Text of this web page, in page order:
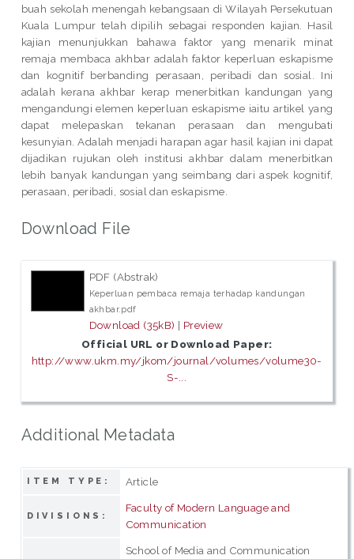
buah sekolah menengah kebangsaan di Wilayah Persekutuan
Kuala Lumpur telah dipilih sebagai responden kajian. Hasil
kajian menunjukkan bahawa faktor yang menarik minat
remaja membaca akhbar adalah faktor keperluan eskapisme
dan kognitif berbanding perasaan, peribadi dan sosial. Ini
adalah kerana akhbar kerap menerbitkan kandungan yang
mengandungi elemen keperluan eskapisme iaitu artikel yang
dapat melepaskan tekanan perasaan dan mengubati
kesunyian. Adalah menjadi harapan agar hasil kajian ini dapat
dijadikan rujukan oleh institusi akhbar dalam menerbitkan
lebih banyak kandungan yang seimbang dari aspek kognitif,
perasaan, peribadi, sosial dan eskapisme.
Download File
PDF (Abstrak)
Keperluan pembaca remaja terhadap kandungan
akhbar.pdf
Download (35kB) | Preview
Official URL or Download Paper:
http://www.ukm.my/jkom/journal/volumes/volume30-
S-...
Additional Metadata
ITEM TYPE: Article
DIVISIONS:
Faculty of Modern Language and
Communication
School of Media and Communication